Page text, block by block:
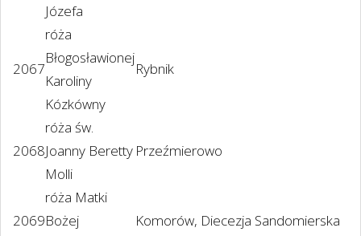
Józefa
2067
róża
Błogosławionej
Karoliny
Kózkówny
Rybnik
2068
róża św.
Joanny Beretty
Molli
Przeźmierowo
2069
róża Matki
Bożej
Komorów, Diecezja Sandomierska